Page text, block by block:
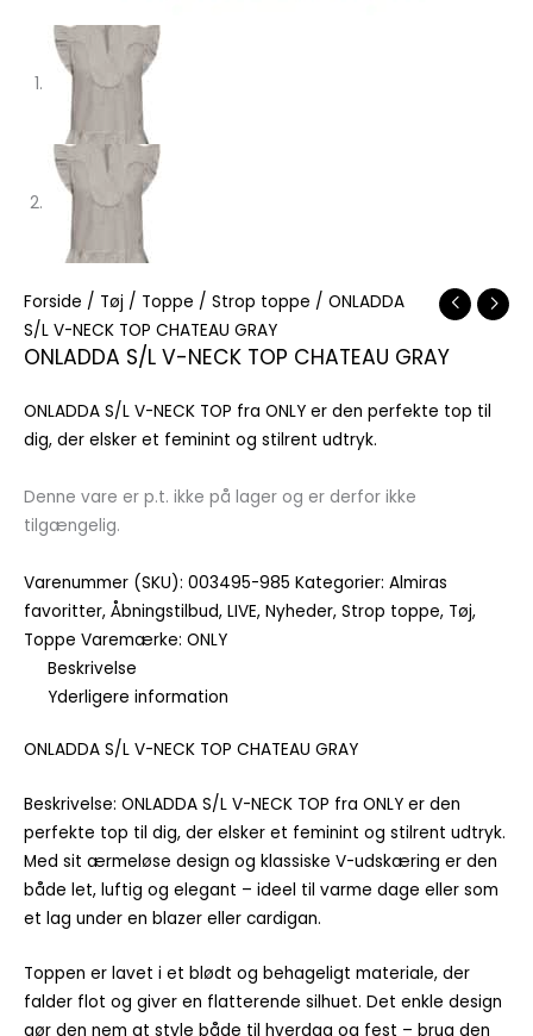
Forside / Tøj / Toppe / Strop toppe / ONLADDA
S/L V-NECK TOP CHATEAU GRAY
ONLADDA S/L V-NECK TOP CHATEAU GRAY
ONLADDA S/L V-NECK TOP fra ONLY er den perfekte top til
dig, der elsker et feminint og stilrent udtryk.
Denne vare er p.t. ikke på lager og er derfor ikke
tilgængelig.
Varenummer (SKU): 003495-985 Kategorier: Almiras
favoritter, Åbningstilbud, LIVE, Nyheder, Strop toppe, Tøj,
Toppe Varemærke: ONLY
Beskrivelse
Yderligere information
ONLADDA S/L V-NECK TOP CHATEAU GRAY
Beskrivelse: ONLADDA S/L V-NECK TOP fra ONLY er den
perfekte top til dig, der elsker et feminint og stilrent udtryk.
Med sit ærmeløse design og klassiske V-udskæring er den
både let, luftig og elegant – ideel til varme dage eller som
et lag under en blazer eller cardigan.
Toppen er lavet i et blødt og behageligt materiale, der
falder flot og giver en flatterende silhuet. Det enkle design
gør den nem at style både til hverdag og fest – brug den